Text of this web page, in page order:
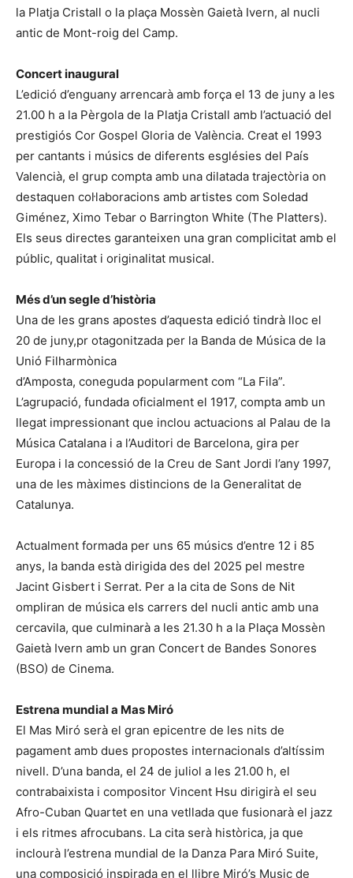
la Platja Cristall o la plaça Mossèn Gaietà Ivern, al nucli
antic de Mont-roig del Camp.
Concert inaugural
L’edició d’enguany arrencarà amb força el 13 de juny a les
21.00 h a la Pèrgola de la Platja Cristall amb l’actuació del
prestigiós Cor Gospel Gloria de València. Creat el 1993
per cantants i músics de diferents esglésies del País
Valencià, el grup compta amb una dilatada trajectòria on
destaquen col·laboracions amb artistes com Soledad
Giménez, Ximo Tebar o Barrington White (The Platters).
Els seus directes garanteixen una gran complicitat amb el
públic, qualitat i originalitat musical.
Més d’un segle d’història
Una de les grans apostes d’aquesta edició tindrà lloc el
20 de juny,pr otagonitzada per la Banda de Música de la
Unió Filharmònica
d’Amposta, coneguda popularment com “La Fila”.
L’agrupació, fundada oficialment el 1917, compta amb un
llegat impressionant que inclou actuacions al Palau de la
Música Catalana i a l’Auditori de Barcelona, gira per
Europa i la concessió de la Creu de Sant Jordi l’any 1997,
una de les màximes distincions de la Generalitat de
Catalunya.
Actualment formada per uns 65 músics d’entre 12 i 85
anys, la banda està dirigida des del 2025 pel mestre
Jacint Gisbert i Serrat. Per a la cita de Sons de Nit
ompliran de música els carrers del nucli antic amb una
cercavila, que culminarà a les 21.30 h a la Plaça Mossèn
Gaietà Ivern amb un gran Concert de Bandes Sonores
(BSO) de Cinema.
Estrena mundial a Mas Miró
El Mas Miró serà el gran epicentre de les nits de
pagament amb dues propostes internacionals d’altíssim
nivell. D’una banda, el 24 de juliol a les 21.00 h, el
contrabaixista i compositor Vincent Hsu dirigirà el seu
Afro-Cuban Quartet en una vetllada que fusionarà el jazz
i els ritmes afrocubans. La cita serà històrica, ja que
inclourà l’estrena mundial de la Danza Para Miró Suite,
una composició inspirada en el llibre Miró’s Music de